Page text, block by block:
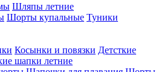
Шляпы летние
Шорты купальные Туники
Косынки и повязки Детсткие
шапки летние